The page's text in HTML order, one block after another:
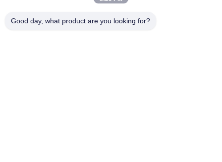
Silica Fire Brick for High Temperature Industrial Furnaces in
Good day, what product are you looking for?